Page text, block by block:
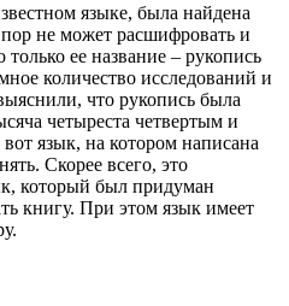
языке, была найдена
не может расшифровать и
ее название – рукопись
количество исследований и
что рукопись была
четыреста четвертым и
язык, на котором написана
Скорее всего, это
который был придуман
книгу. При этом язык имеет